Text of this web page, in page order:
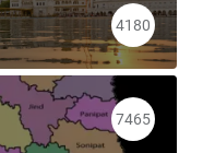
4180
7465